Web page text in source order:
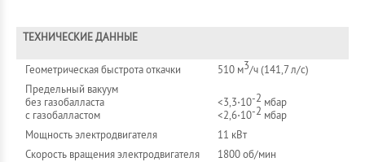
ТЕХНИЧЕСКИЕ ДАННЫЕ
Геометрическая быстрота откачки 510 м3/ч (141,7 л/с)
Предельный вакуум
без газобалласта
с газобалластом
<3,3⋅10-2 мбар
<2,6⋅10-2 мбар
Мощность электродвигателя
11 кВт
Скорость вращения электродвигателя
1800 об/мин